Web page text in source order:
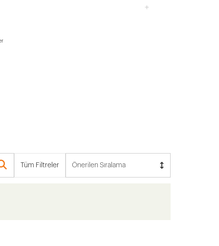
Tüm Filtreler Önerilen Sıralama